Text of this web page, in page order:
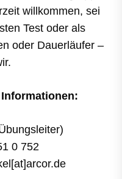
willkommen, sei
Test oder als
oder Dauerläufer –
0 752